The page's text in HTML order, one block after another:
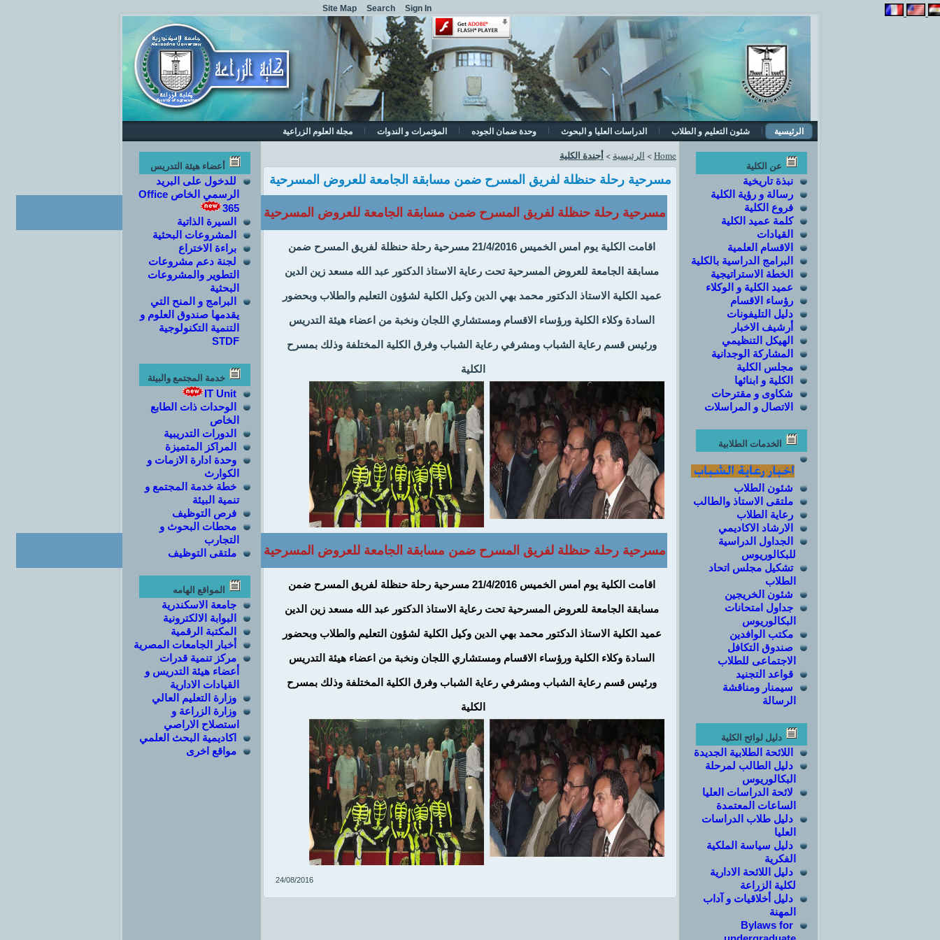
الرئيسية شئون التعليم و الطلاب الدراسات العليا و البحوث وحدة ضمان الجوده المؤتمرات و الندوات مجلة العلوم الزراعية
عن الكلية
نبذة تاريخية
رسالة و رؤية الكلية
فروع الكلية
كلمة عميد الكلية
القيادات
الاقسام العلمية
البرامج الدراسية بالكلية
الخطة الاستراتيجية
عميد الكلية و الوكلاء
رؤساء الاقسام
دليل التليفونات
أرشيف الاخبار
الهيكل التنظيمي
المشاركة الوجدانية
مجلس الكلية
الكلية و ابنائها
شكاوى و مقترحات
الاتصال و المراسلات
الخدمات الطلابية
شئون الطلاب
ملتقى الاستاذ والطالب
رعاية الطلاب
الارشاد الاكاديمي
الجداول الدراسية
للبكالوريوس
تشكيل مجلس اتحاد
الطلاب
شئون الخريجين
جداول امتحانات
البكالوريوس
مكتب الوافدين
صندوق التكافل
الاجتماعى للطلاب
قواعد التجنيد
سيمنار ومناقشة
الرسالة
دليل لوائح الكلية
اللائحة الطلابية الجديدة
دليل الطالب لمرحلة
البكالوريوس
لائحة الدراسات العليا
الساعات المعتمدة
دليل طلاب الدراسات
العليا
دليل سياسة الملكية
الفكرية
دليل اللائحة الادارية
لكلية الزراعة
دليل أخلاقيات و آداب
المهنة
Bylaws for
Home
> الرئيسية > أجندة الكلية
مسرحية رحلة حنظلة لفريق المسرح ضمن مسابقة الجامعة للعروض المسرحية
مسرحية رحلة حنظلة لفريق المسرح ضمن مسابقة الجامعة للعروض المسرحية
اقامت الكلية يوم امس الخميس 21/4/2016 مسرحية رحلة حنظلة لفريق المسرح ضمن
مسابقة الجامعة للعروض المسرحية تحت رعاية الاستاذ الدكتور عبد الله مسعد زين الدين
عميد الكلية الاستاذ الدكتور محمد بهي الدين وكيل الكلية لشؤون التعليم والطلاب وبحضور
السادة وكلاء الكلية ورؤساء الاقسام ومستشاري اللجان ونخبة من اعضاء هيئة التدريس
ورئيس قسم رعاية الشباب ومشرفي رعاية الشباب وفرق الكلية المختلفة وذلك بمسرح
الكلية
مسرحية رحلة حنظلة لفريق المسرح ضمن مسابقة الجامعة للعروض المسرحية
اقامت الكلية يوم امس الخميس 21/4/2016 مسرحية رحلة حنظلة لفريق المسرح ضمن
مسابقة الجامعة للعروض المسرحية تحت رعاية الاستاذ الدكتور عبد الله مسعد زين الدين
عميد الكلية الاستاذ الدكتور محمد بهي الدين وكيل الكلية لشؤون التعليم والطلاب وبحضور
السادة وكلاء الكلية ورؤساء الاقسام ومستشاري اللجان ونخبة من اعضاء هيئة التدريس
ورئيس قسم رعاية الشباب ومشرفي رعاية الشباب وفرق الكلية المختلفة وذلك بمسرح
الكلية
24/08/2016
أعضاء هيئة التدريس
للدخول على البريد
الرسمي الخاص Office
365
السيرة الذاتية
المشروعات البحثية
براءة الاختراع
لجنة دعم مشروعات
التطوير والمشروعات
البحثية
البرامج و المنح التي
يقدمها صندوق العلوم و
التنمية التكنولوجية
STDF
خدمة المجتمع والبيئة
IT Unit
الوحدات ذات الطابع
الخاص
الدورات التدريبية
المراكز المتميزة
وحدة ادارة الازمات و
الكوارث
خطة خدمة المجتمع و
تنمية البيئة
فرص التوظيف
محطات البحوث و
التجارب
ملتقى التوظيف
المواقع الهامه
جامعة الاسكندرية
البوابة الالكترونية
المكتبة الرقمية
أخبار الجامعات المصرية
مركز تنمية قدرات
أعضاء هيئة التدريس و
القيادات الادارية
وزارة التعليم العالي
وزارة الزراعة و
استصلاح الاراصي
اكاديمية البحث العلمي
مواقع اخرى
Site Map Search Sign In